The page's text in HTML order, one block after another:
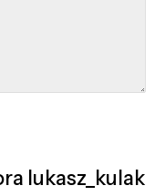
lukasz_kulak